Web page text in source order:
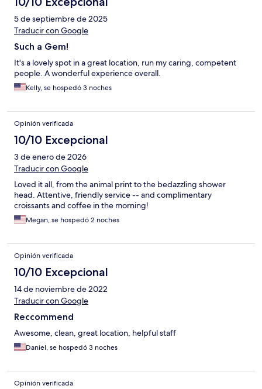
5 de septiembre de 2025
Traducir con Google
Such a Gem!
It's a lovely spot in a great location, run my caring, competent
people. A wonderful experience overall.
Kelly, se hospedó 3 noches
Opinión verificada
10/10 Excepcional
3 de enero de 2026
Traducir con Google
Loved it all, from the animal print to the bedazzling shower
head. Attentive, friendly service -- and complimentary
croissants and coffee in the morning!
Megan, se hospedó 2 noches
Opinión verificada
10/10 Excepcional
14 de noviembre de 2022
Traducir con Google
Reccommend
Awesome, clean, great location, helpful staff
Daniel, se hospedó 3 noches
Opinión verificada